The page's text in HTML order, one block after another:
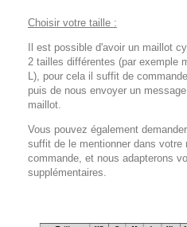
Choisir votre taille :
Il est possible d'avoir un maillot
2 tailles différentes (par exemple
L), pour cela il suffit de
puis de nous envoyer un
maillot.
Vous pouvez également
suffit de le mentionner dans votre
commande, et nous adapterons
supplémentaires.